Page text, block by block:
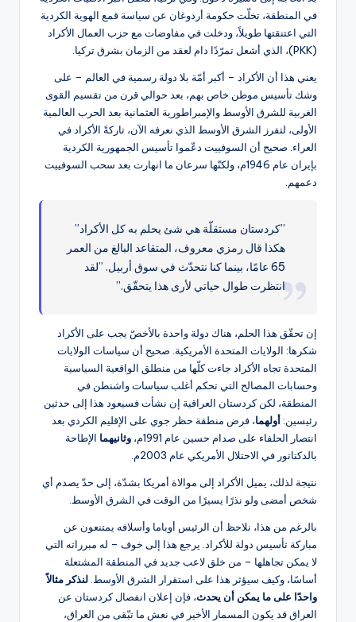
في المنطقة، تخلّت حكومة أردوغان عن سياسة قمع الهوية الكردية
التي اعتنقتها طويلاً، ودخلت في مفاوضات مع حزب العمال الأكراد
(PKK)، الذي أشعل تمرّدًا دام لعقد من الزمان بشرق تركيا.
يعني هذا أن الأكراد – أكبر أمّة بلا دولة رسمية في العالم – على
وشك تأسيس موطن خاص بهم، بعد حوالي قرن من تقسيم القوى
الغربية للشرق الأوسط والإمبراطورية العثمانية بعد الحرب العالمية
الأولى، لتفرز الشرق الأوسط الذي نعرفه الآن، تاركةً الأكراد في
العراء. صحيح أن السوفييت دعّموا تأسيس الجمهورية الكردية
بإيران عام 1946م، ولكنّها سرعان ما انهارت بعد سحب السوفييت
دعمهم.
’’كردستان مستقلّة هي شئ يحلم به كل الأكراد’’
هكذا قال رمزي معروف، المتقاعد البالغ من العمر
65 عامًا، بينما كنا نتحدّث في سوق أربيل. ’’لقد
انتظرت طوال حياتي لأرى هذا يتحقّق.’’
إن تحقّق هذا الحلم، هناك دولة واحدة بالأخصّ يجب على الأكراد
شكرها: الولايات المتحدة الأمريكية. صحيح أن سياسات الولايات
المتحدة تجاه الأكراد جاءت كلّها من منطلق الواقعية السياسية
وحسابات المصالح التي تحكم أغلب سياسات واشنطن في
المنطقة، لكن كردستان العراقية إن نشأت فسيعود هذا إلى حدثين
رئيسين: أولهما، فرض منطقة حظر جوي على الإقليم الكردي بعد
انتصار الحلفاء على صدام حسين عام 1991م،
وثانيهما الإطاحة
بالدكتاتور في الاحتلال الأمريكي عام 2003م.
نتيجة لذلك، يميل الأكراد إلى موالاة أمريكا بشدّة، إلى حدّ يصدم أي
شخص أمضى ولو نذرًا يسيرًا من الوقت في الشرق الأوسط.
بالرغم من هذا، نلاحظ أن الرئيس أوباما وأسلافه يمتنعون عن
مباركة تأسيس دولة للأكراد. يرجع هذا إلى خوف – له مبرراته التي
لا يمكن تجاهلها – من خلق لاعب جديد في المنطقة المشتعلة
أساسًا، وكيف سيؤثر هذا على استقرار الشرق الأوسط. لنذكر مثالاً
واحدًا على ما يمكن أن يحدث، فإن إعلان انفصال كردستان عن
العراق قد يكون المسمار الأخير في نعش ما تبّقى من العراق،